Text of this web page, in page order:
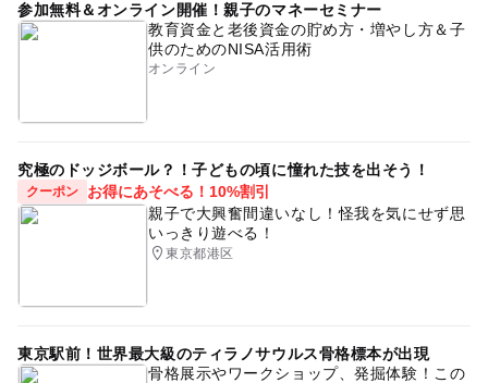
参加無料＆オンライン開催！親子のマネーセミナー
教育資金と老後資金の貯め方・増やし方＆子
供のためのNISA活用術
オンライン
究極のドッジボール？！子どもの頃に憧れた技を出そう！
クーポン
お得にあそべる！10%割引
親子で大興奮間違いなし！怪我を気にせず思
いっきり遊べる！
東京都港区
東京駅前！世界最大級のティラノサウルス骨格標本が出現
骨格展示やワークショップ、発掘体験！この